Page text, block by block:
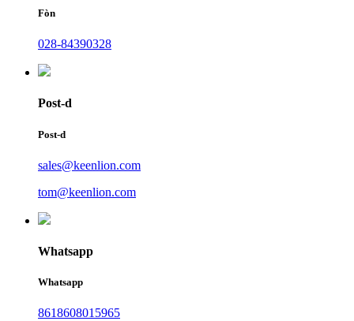
Fòn
028-84390328
Post-d
Post-d
sales@keenlion.com
tom@keenlion.com
Whatsapp
Whatsapp
8618608015965